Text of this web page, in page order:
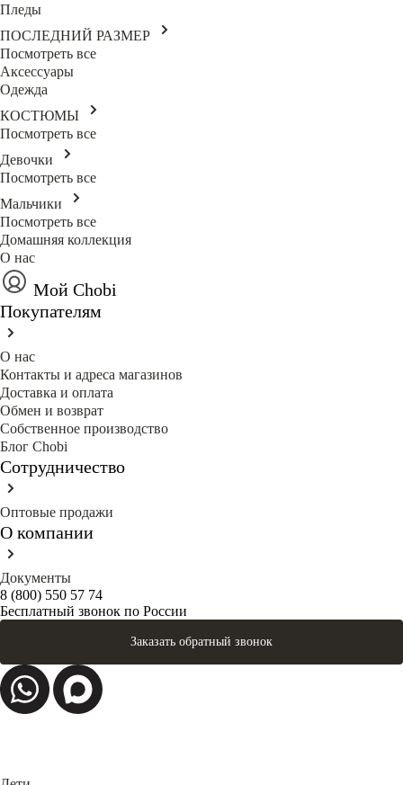
Пледы
ПОСЛЕДНИЙ РАЗМЕР
Посмотреть все
Аксессуары
Одежда
КОСТЮМЫ
Посмотреть все
Девочки
Посмотреть все
Мальчики
Посмотреть все
Домашняя коллекция
О нас
Мой Chobi
Покупателям
О нас
Контакты и адреса магазинов
Доставка и оплата
Обмен и возврат
Собственное производство
Блог Сhobi
Сотрудничество
Оптовые продажи
О компании
Документы
8 (800) 550 57 74
Бесплатный звонок по России
Заказать обратный звонок